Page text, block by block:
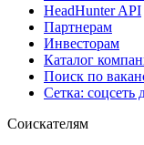
HeadHunter API
Партнерам
Инвесторам
Каталог
Поиск по
Сетка: соцсеть
Соискателям